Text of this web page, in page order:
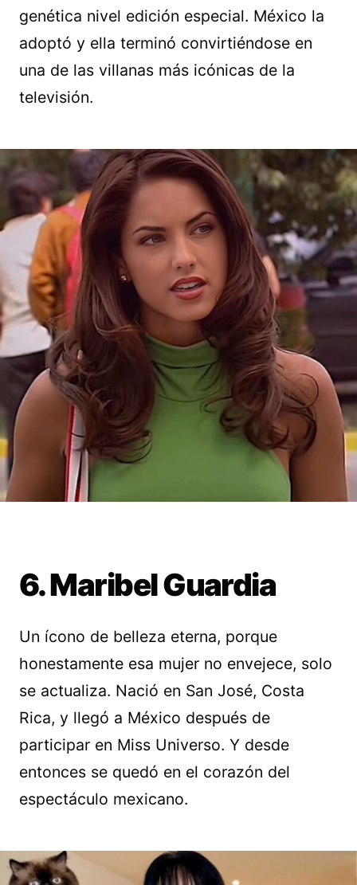
genética nivel edición especial. México la
adoptó y ella terminó convirtiéndose en
una de las villanas más icónicas de la
televisión.
6. Maribel Guardia
Un ícono de belleza eterna, porque
honestamente esa mujer no envejece, solo
se actualiza. Nació en San José, Costa
Rica, y llegó a México después de
participar en Miss Universo. Y desde
entonces se quedó en el corazón del
espectáculo mexicano.